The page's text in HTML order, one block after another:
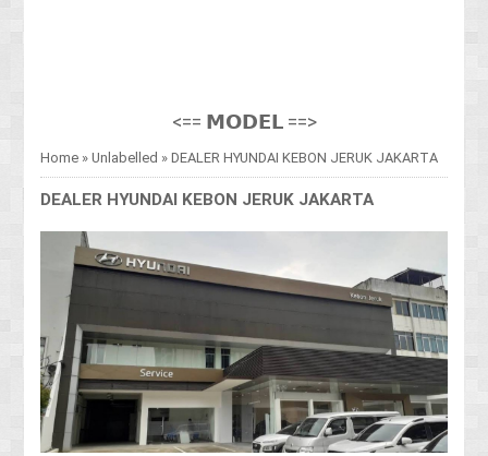
<== 𝗠𝗢𝗗𝗘𝗟 ==>
Home »Unlabelled »DEALER HYUNDAI KEBON JERUK JAKARTA
DEALER HYUNDAI KEBON JERUK JAKARTA